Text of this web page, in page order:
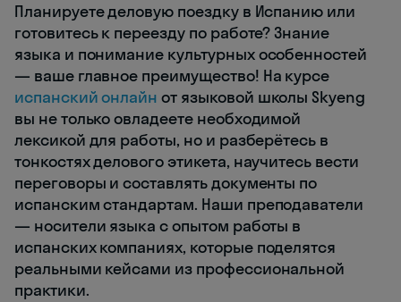
Планируете деловую поездку в Испанию или
готовитесь к переезду по работе? Знание
языка и понимание культурных особенностей
— ваше главное преимущество! На курсе
испанский онлайн от языковой школы Skyeng
вы не только овладеете необходимой
лексикой для работы, но и разберётесь в
тонкостях делового этикета, научитесь вести
переговоры и составлять документы по
испанским стандартам. Наши преподаватели
— носители языка с опытом работы в
испанских компаниях, которые поделятся
реальными кейсами из профессиональной
практики.